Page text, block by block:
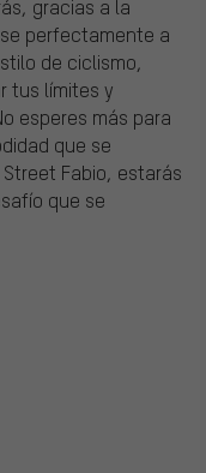
gracias a la
perfectamente a
de ciclismo,
tus límites y
esperes más para
que se
Fabio, estarás
que se